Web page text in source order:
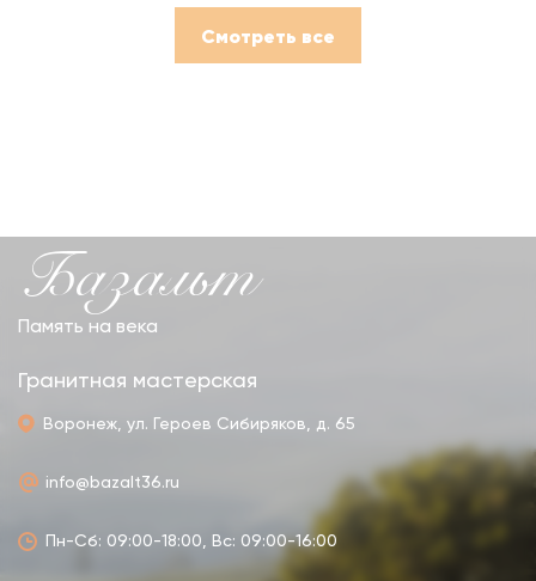
Смотреть все
Базальт
Память на века
Гранитная мастерская
Воронеж, ул. Героев Сибиряков, д. 65
info@bazalt36.ru
Пн-Сб: 09:00-18:00, Вс: 09:00-16:00